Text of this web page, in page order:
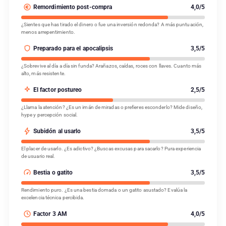
Remordimiento post-compra 4,0/5
¿Sientes que has tirado el dinero o fue una inversión redonda? A más puntuación,
menos arrepentimiento.
Preparado para el apocalipsis 3,5/5
¿Sobrevive al día a día sin funda? Arañazos, caídas, roces con llaves. Cuanto más
alto, más resistente.
El factor postureo 2,5/5
¿Llama la atención? ¿Es un imán de miradas o prefieres esconderlo? Mide diseño,
hype y percepción social.
Subidón al usarlo 3,5/5
El placer de usarlo. ¿Es adictivo? ¿Buscas excusas para sacarlo? Pura experiencia
de usuario real.
Bestia o gatito 3,5/5
Rendimiento puro. ¿Es una bestia domada o un gatito asustado? Evalúa la
excelencia técnica percibida.
Factor 3 AM 4,0/5